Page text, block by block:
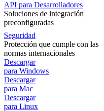
API para Desarrolladores
Soluciones de integración
preconfiguradas
Seguridad
Protección que cumple con las
normas internacionales
Descargar
para Windows
Descargar
para Mac
Descargar
para Linux